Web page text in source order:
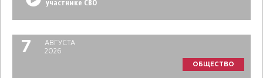
участнике СВО
7
АВГУСТА
2026
ОБЩЕСТВО